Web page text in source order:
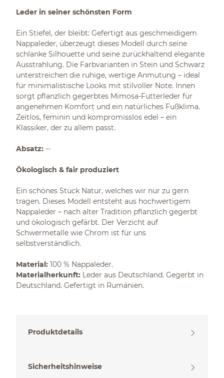
Leder in seiner schönsten Form
Ein Stiefel, der bleibt: Gefertigt aus geschmeidigem
Nappaleder, überzeugt dieses Modell durch seine
schlanke Silhouette und seine zurückhaltend elegante
Ausstrahlung. Die Farbvarianten in Stein und Schwarz
unterstreichen die ruhige, wertige Anmutung – ideal
für minimalistische Looks mit stilvoller Note. Innen
sorgt pflanzlich gegerbtes Mimosa-Futterleder für
angenehmen Komfort und ein natürliches Fußklima.
Zeitlos, feminin und kompromisslos edel – ein
Klassiker, der zu allem passt.
Absatz: --
Ökologisch & fair produziert
Ein schönes Stück Natur, welches wir nur zu gern
tragen. Dieses Modell entsteht aus hochwertigem
Nappaleder – nach alter Tradition pflanzlich gegerbt
und ökologisch gefärbt. Der Verzicht auf
Schwermetalle wie Chrom ist für uns
selbstverständlich.
Material: 100 % Nappaleder.
Materialherkunft: Leder aus Deutschland. Gegerbt in
Deutschland. Gefertigt in Rumänien.
Produktdetails
Sicherheitshinweise